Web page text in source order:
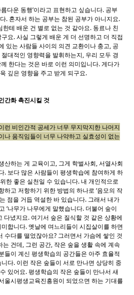
다운 동행’이라고 표현하고 싶습니다. 공부
. 혼자서 하는 공부는 참된 공부가 아니지요.
테 배운 건 별로 없는 것 같아요. 동료나 친
요. 사실 그렇게 배운 게 더 선명하고 더 직접
있는 사람들 사이의 의견 교환이나 충고, 공
대적인 영향력을 발휘하는지, 우리 모두 경
한다는 것은 바로 이런 의미입니다. 게다가
깊은 영향을 주고 받게 되구요.
간화 촉진시킬 것
런 비인간적 공세가 너무 무지막지한 나머지
나 움직임들이 너무 나약하고 실효성이 없는
산하는 게 교육이고, 그게 학벌사회, 서열사회
. 보다 많은 사람들이 평생학습에 참여하게 하
한 좋은 실천일 수 있습니다. 내 개인적으로
하고 저항하기 위한 방법의 하나로 ‘음모의 작
점을 거듭 역설한 바 있습니다. 그래서 내가
‘나무가 나무에게 말했습니다. 더불어 숲이
다녔지요. 여기서 숲은 질식할 것 같은 상황에
합니다. 옛날에 며느리들이 시집살이를 하면
수다를 떨었잖아요? 그러면서 가슴에 쌓인 것
건데, 그런 공간, 작은 숲을 생활 속에 계속
들이 계신 평생학습의 공간들은 아주 효율적
다. 이런 작은 숲들이 서로 만나면 상당히 중
있어요. 평생학습의 작은 숲들이 만나서 새
울시평생교육진흥원이 되었으면 하는 기대를